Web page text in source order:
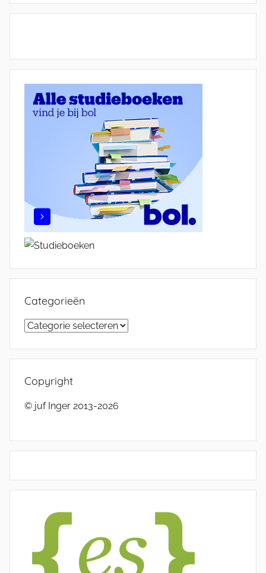
Categorieën
Categorieën
Copyright
© juf Inger 2013-2026